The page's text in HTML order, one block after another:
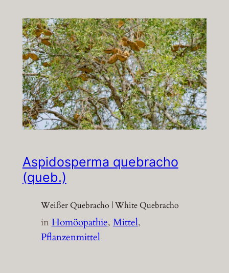
Aspidosperma quebracho
(queb.)
Weißer Quebracho | White Quebracho
inHomöopathie, Mittel
Pflanzenmittel